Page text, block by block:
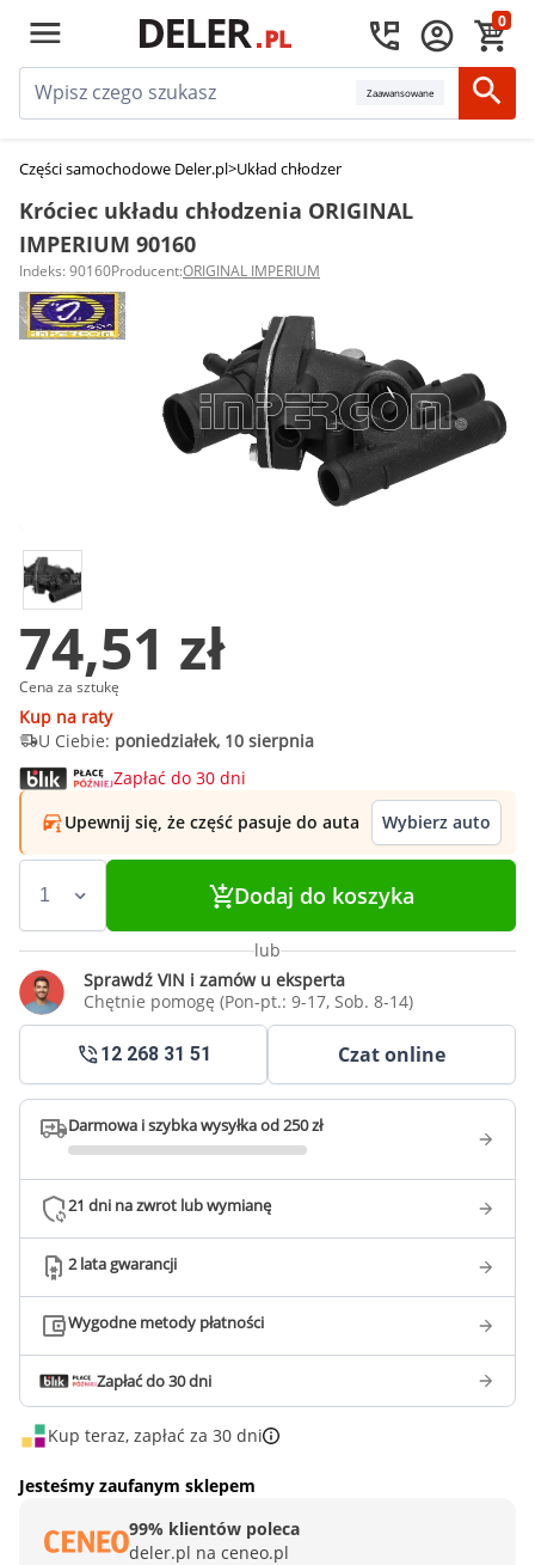
0
Zaawansowane
Części samochodowe Deler.pl>Układ chłodzenia silnika
Króciec układu chłodzenia ORIGINAL
IMPERIUM 90160
Indeks: 90160Producent:ORIGINAL IMPERIUM
74,51 zł
Cena za sztukę
Kup na raty
U Ciebie: poniedziałek, 10 sierpnia
Zapłać do 30 dni
Upewnij się, że część pasuje do auta
Wybierz auto
Dodaj do koszyka
lub
Sprawdź VIN i zamów u eksperta
Chętnie pomogę (Pon-pt.: 9-17, Sob. 8-14)
12 268 31 51 Czat online
Darmowa i szybka wysyłka od 250 zł
21 dni na zwrot lub wymianę
2 lata gwarancji
Wygodne metody płatności
Zapłać do 30 dni
Kup teraz, zapłać za 30 dni
Jesteśmy zaufanym sklepem
99% klientów poleca
deler.pl na ceneo.pl